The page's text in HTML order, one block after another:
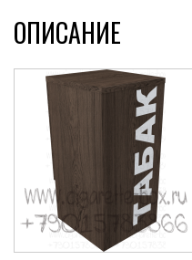
ОПИСАНИЕ